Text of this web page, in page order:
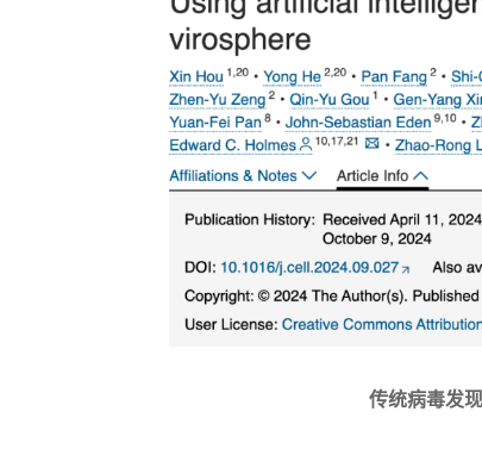
传统病毒发